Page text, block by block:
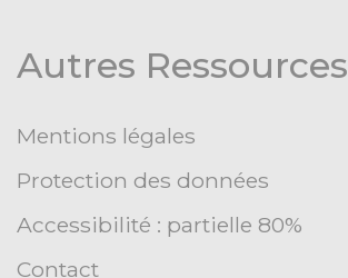
Autres Ressources
Mentions légales
Protection des données
Accessibilité : partielle 80%
Contact